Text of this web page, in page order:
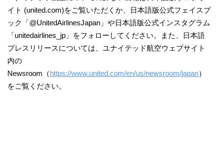
イト (united.com)をご覧いただくか、日本語版公式フェイスブ
ック「@UnitedAirlinesJapan」や日本語版公式インスタグラム
「unitedairlines_jp」をフォローしてください。また、日本語
プレスリリースについては、ユナイテッド航空ウェブサイト
内の
Newsroom（https://www.united.com/en/us/newsroom/japan）
をご覧ください。